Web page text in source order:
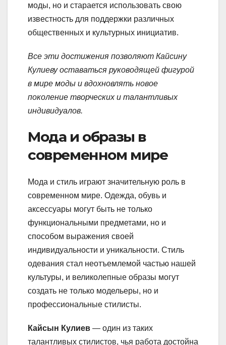
моды, но и старается использовать свою
известность для поддержки различных
общественных и культурных инициатив.
Все эти достижения позволяют Кайсину
Кулиеву оставаться руководящей фигурой
в мире моды и вдохновлять новое
поколение творческих и талантливых
индивидуалов.
Мода и образы в
современном мире
Мода и стиль играют значительную роль в
современном мире. Одежда, обувь и
аксессуары могут быть не только
функциональными предметами, но и
способом выражения своей
индивидуальности и уникальности. Стиль
одевания стал неотъемлемой частью нашей
культуры, и великолепные образы могут
создать не только модельеры, но и
профессиональные стилисты.
Кайсын Кулиев — один из таких
талантливых стилистов, чья работа достойна